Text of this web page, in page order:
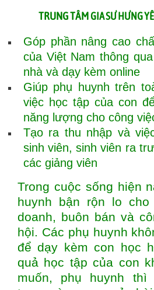
TRUNG TÂMGIA SƯ HƯNG
Góp phần nâng cao
của Việt Nam thông
nhà và dạy kèm online
Giúp phụ huynh trên
việc học tập của con
năng lượng cho công
Tạo ra thu nhập và
sinh viên, sinh viên ra
các giảng viên
Trong cuộc sống hiện
huynh bận rộn lo
doanh, buôn bán và
hội. Các phụ huynh
để dạy kèm con học
quả học tập của con
muốn, phụ huynh thì